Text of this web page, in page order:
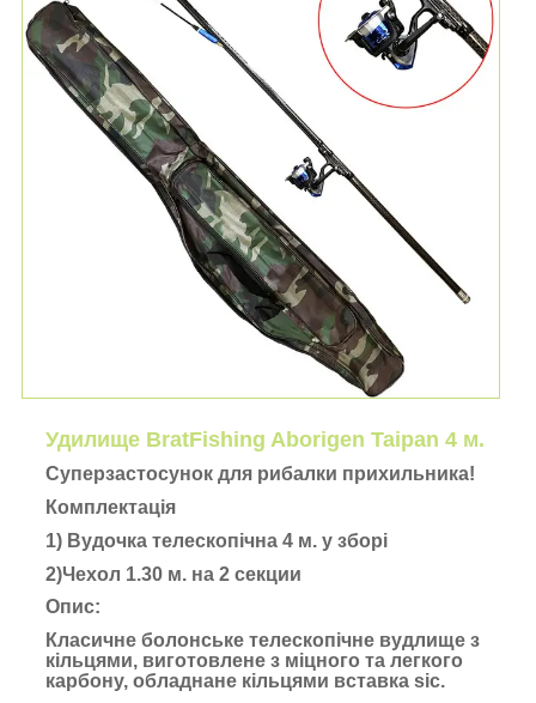
Удилище BratFishing Aborigen Taipan 4 м.
Суперзастосунок для рибалки прихильника!
Комплектація
1) Вудочка телескопічна 4 м. у зборі
2)Чехол 1.30 м. на 2 секции
Опис:
Класичне болонське телескопічне вудлище з
кільцями, виготовлене з міцного та легкого
карбону, обладнане кільцями вставка sic.